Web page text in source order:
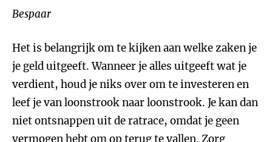
Bespaar
Het is belangrijk om te kijken aan welke zaken je
je geld uitgeeft. Wanneer je alles uitgeeft wat je
verdient, houd je niks over om te investeren en
leef je van loonstrook naar loonstrook. Je kan dan
niet ontsnappen uit de ratrace, omdat je geen
vermogen hebt om op terug te vallen. Zorg